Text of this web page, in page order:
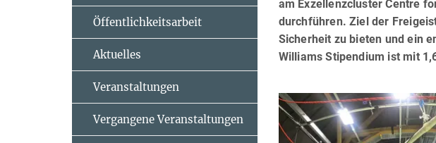
am Exzellenzcluster Centre
durchführen. Ziel der
Sicherheit zu bieten und ein
Williams Stipendium ist mit
Öffentlichkeitsarbeit
Aktuelles
Veranstaltungen
Vergangene Veranstaltungen